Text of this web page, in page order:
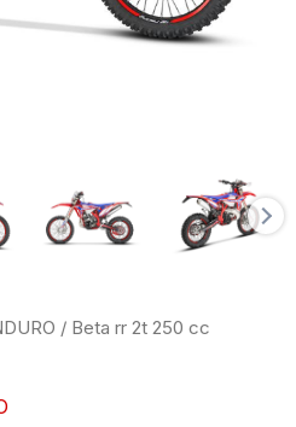
/ Beta rr 2t 250 cc